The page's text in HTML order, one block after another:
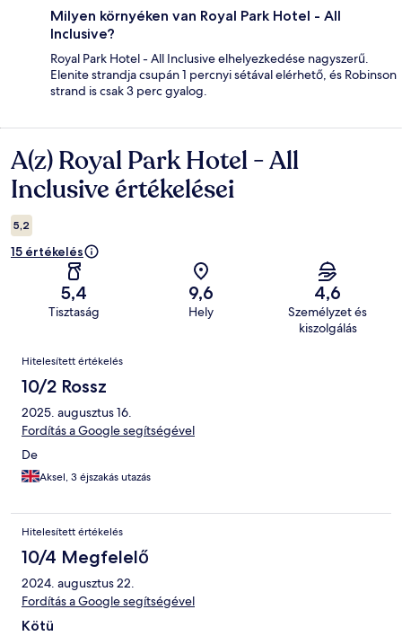
Milyen környéken van Royal Park Hotel - All
Inclusive?
Royal Park Hotel - All Inclusive elhelyezkedése nagyszerű.
Elenite strandja csupán 1 percnyi sétával elérhető, és Robinson
strand is csak 3 perc gyalog.
Értékelések
A(z) Royal Park Hotel - All
Inclusive értékelései
5,2
15 értékelés
5,4
Tisztaság
9,6
Hely
4,6
Személyzet és
kiszolgálás
Értékelések
Hitelesített értékelés
10/2 Rossz
2025. augusztus 16.
Fordítás a Google segítségével
De
Aksel, 3 éjszakás utazás
Hitelesített értékelés
10/4 Megfelelő
2024. augusztus 22.
Fordítás a Google segítségével
Kötü